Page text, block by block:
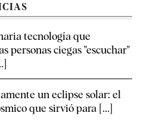
tecnología que
personas ciegas "escuchar"
un eclipse solar: el
que sirvió para [...]